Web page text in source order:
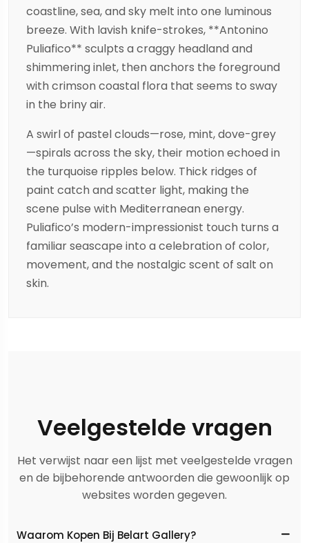
coastline, sea, and sky melt into one luminous
breeze. With lavish knife-strokes, **Antonino
Puliafico** sculpts a craggy headland and
shimmering inlet, then anchors the foreground
with crimson coastal flora that seems to sway
in the briny air.
A swirl of pastel clouds—rose, mint, dove-grey
—spirals across the sky, their motion echoed in
the turquoise ripples below. Thick ridges of
paint catch and scatter light, making the
scene pulse with Mediterranean energy.
Puliafico’s modern-impressionist touch turns a
familiar seascape into a celebration of color,
movement, and the nostalgic scent of salt on
skin.
Veelgestelde vragen
Het verwijst naar een lijst met veelgestelde vragen
en de bijbehorende antwoorden die gewoonlijk op
websites worden gegeven.
Waarom Kopen Bij Belart Gallery?